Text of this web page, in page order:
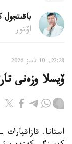
اۆتور
22:28, 10 تامىز 2026
ۆيسلا وزەنى
استانا.